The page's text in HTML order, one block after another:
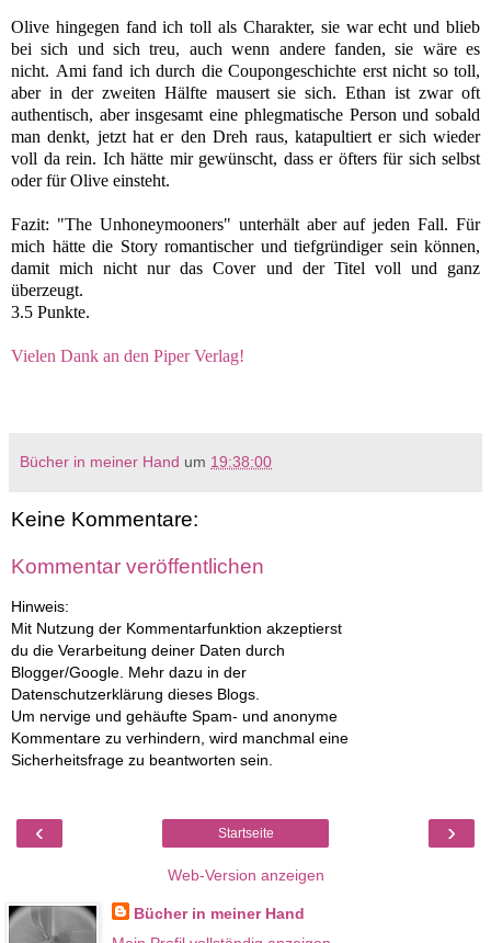
Olive hingegen fand ich toll als Charakter, sie war echt und blieb
bei sich und sich treu, auch wenn andere fanden, sie wäre es
nicht. Ami fand ich durch die Coupongeschichte erst nicht so toll,
aber in der zweiten Hälfte mausert sie sich. Ethan ist zwar oft
authentisch, aber insgesamt eine phlegmatische Person und sobald
man denkt, jetzt hat er den Dreh raus, katapultiert er sich wieder
voll da rein. Ich hätte mir gewünscht, dass er öfters für sich selbst
oder für Olive einsteht.
Fazit: "The Unhoneymooners" unterhält aber auf jeden Fall. Für
mich hätte die Story romantischer und tiefgründiger sein können,
damit mich nicht nur das Cover und der Titel voll und ganz
überzeugt.
3.5 Punkte.
Vielen Dank an den Piper Verlag!
Bücher in meiner Hand um 19:38:00
Keine Kommentare:
Kommentar veröffentlichen
Hinweis:
Mit Nutzung der Kommentarfunktion akzeptierst
du die Verarbeitung deiner Daten durch
Blogger/Google. Mehr dazu in der
Datenschutzerklärung dieses Blogs.
Um nervige und gehäufte Spam- und anonyme
Kommentare zu verhindern, wird manchmal eine
Sicherheitsfrage zu beantworten sein.
‹ ›
Startseite
Web-Version anzeigen
Bücher in meiner Hand